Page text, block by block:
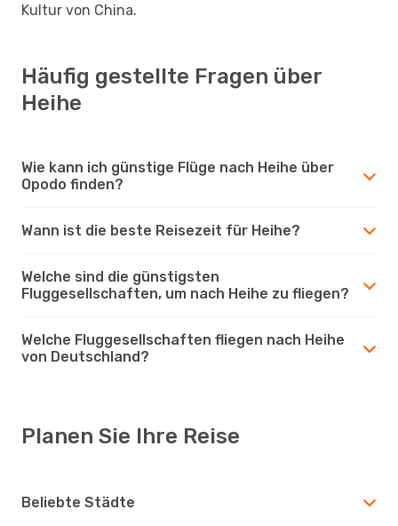
Kultur von China.
Häufig gestellte Fragen über
Heihe
Wie kann ich günstige Flüge nach Heihe über
Opodo finden?
Wann ist die beste Reisezeit für Heihe?
Welche sind die günstigsten
Fluggesellschaften, um nach Heihe zu fliegen?
Welche Fluggesellschaften fliegen nach Heihe
von Deutschland?
Planen Sie Ihre Reise
Beliebte Städte